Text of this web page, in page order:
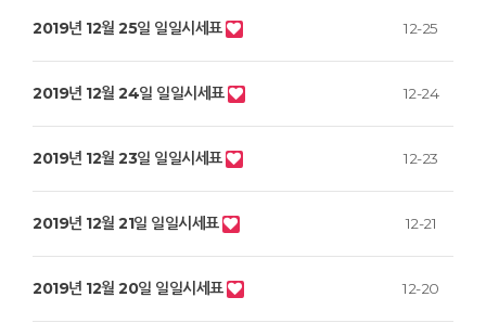
2019년 12월 25일 일일시세표 12-25
2019년 12월 24일 일일시세표 12-24
2019년 12월 23일 일일시세표 12-23
2019년 12월 21일 일일시세표 12-21
2019년 12월 20일 일일시세표 12-20